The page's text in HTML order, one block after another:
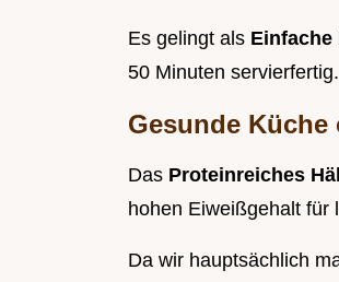
Es gelingt als Einfache
50 Minuten servierfertig.
Gesunde
Das Proteinreiches
hohen Eiweißgehalt für
Da wir hauptsächlich